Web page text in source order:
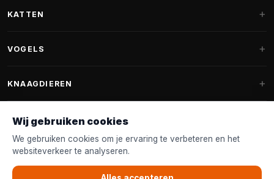
Fantail hondenmanden
Hondenspeelgoed
Halsband & Lijn
Shampoo & Verzorging
KATTEN
Krabpalen voor Maine Coon
Kattenmanden
VOGELS
Vogelvoer binnenvogels
Voederhuisjes
Nestkastjes & Nesting
Tuinvogelvoer
KNAAGDIEREN
Knaagdierenvoer
Accessoires
KLANTENSERVICE
Wij gebruiken cookies
We gebruiken cookies om je ervaring te verbeteren en het
websiteverkeer te analyseren.